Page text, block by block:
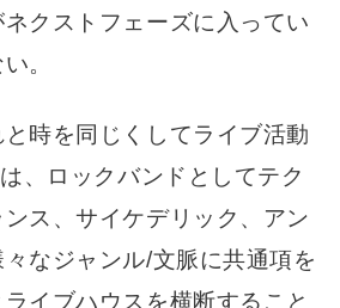
クストフェーズに入ってい
。
時を同じくしてライブ活動
、ロックバンドとしてテク
ス、サイケデリック、アン
なジャンル/文脈に共通項を
イブハウスを横断すること